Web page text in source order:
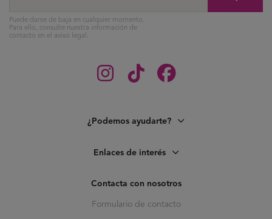
¿Podemos ayudarte?
Enlaces de interés
Contacta con nosotros
Formulario de contacto
Puede darse de baja en cualquier momento.
Para ello, consulte nuestra información de
contacto en el aviso legal.